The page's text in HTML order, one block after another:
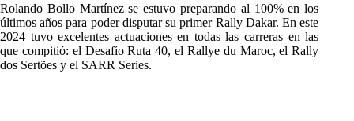
Rolando Bollo Martínez se estuvo preparando al 100% en los
últimos años para poder disputar su primer Rally Dakar. En este
2024 tuvo excelentes actuaciones en todas las carreras en las
que compitió: el Desafío Ruta 40, el Rallye du Maroc, el Rally
dos Sertões y el SARR Series.